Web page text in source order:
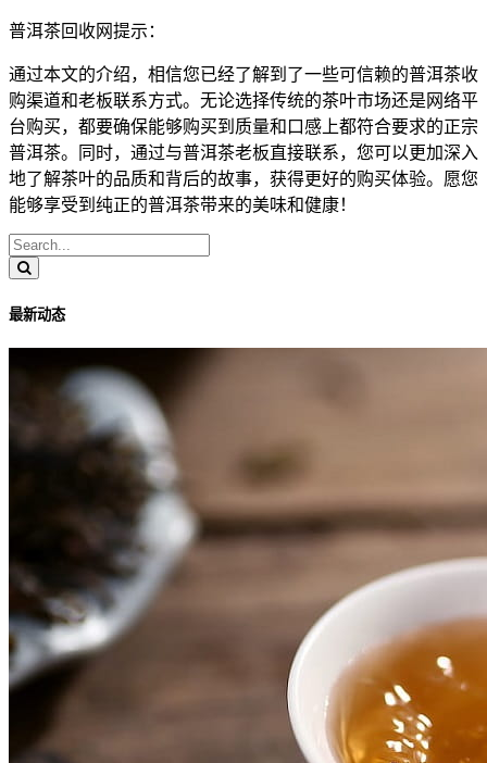
普洱茶回收网提示：
通过本文的介绍，相信您已经了解到了一些可信赖的普洱茶收
购渠道和老板联系方式。无论选择传统的茶叶市场还是网络平
台购买，都要确保能够购买到质量和口感上都符合要求的正宗
普洱茶。同时，通过与普洱茶老板直接联系，您可以更加深入
地了解茶叶的品质和背后的故事，获得更好的购买体验。愿您
能够享受到纯正的普洱茶带来的美味和健康！
最新动态